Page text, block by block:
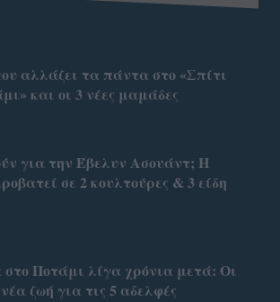
αλλάζει τα πάντα στο «Σπίτι
και οι 3 νέες μαμάδες
για την Έβελυν Ασουάντ; Η
σε 2 κουλτούρες & 3 είδη
Ποτάμι λίγα χρόνια μετά: Οι
ζωή για τις 5 αδελφές